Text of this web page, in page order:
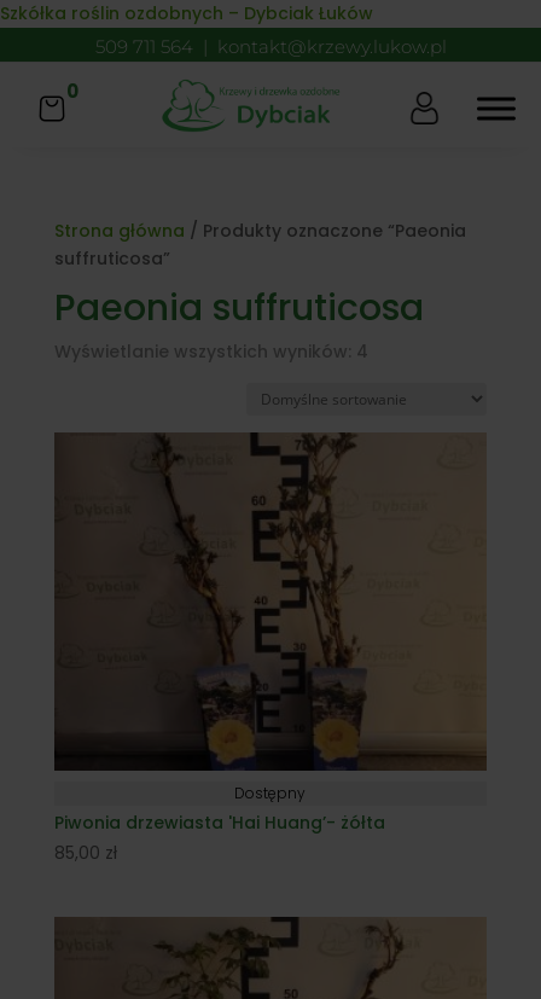
Skip to content
Szkółka roślin ozdobnych – Dybciak Łuków
509 711 564 | kontakt@krzewy.lukow.pl
0
Strona główna / Produkty oznaczone “Paeonia
suffruticosa”
Paeonia suffruticosa
Wyświetlanie wszystkich wyników: 4
Dostępny
Piwonia drzewiasta 'Hai Huang’- żółta
85,00 zł